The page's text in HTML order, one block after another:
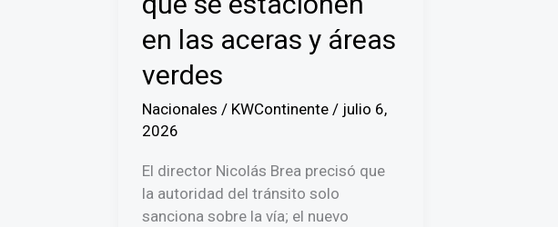
en las aceras y áreas
verdes
Nacionales / KWContinente / julio 6,
2026
El director Nicolás Brea precisó que
la autoridad del tránsito solo
sanciona sobre la vía; el nuevo